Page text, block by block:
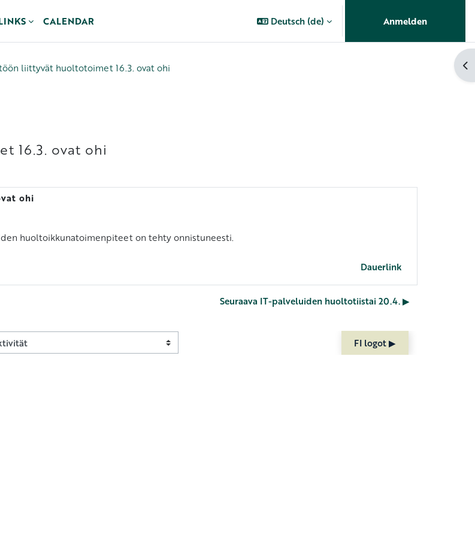
CALENDAR Deutsch ‎(de)‎ Anmelden
liittyvät huoltotoimet 16.3. ovat ohi
16.3. ovat ohi
ohi
huoltoikkunatoimenpiteet on tehty onnistuneesti.
Dauerlink
Seuraava IT-palveluiden huoltotiistai 20.4. ▶︎
FI logot ▶︎